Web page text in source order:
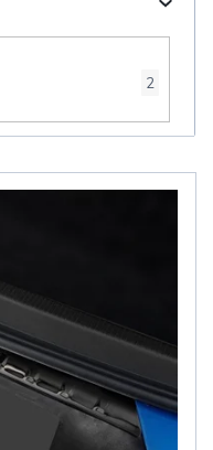
2